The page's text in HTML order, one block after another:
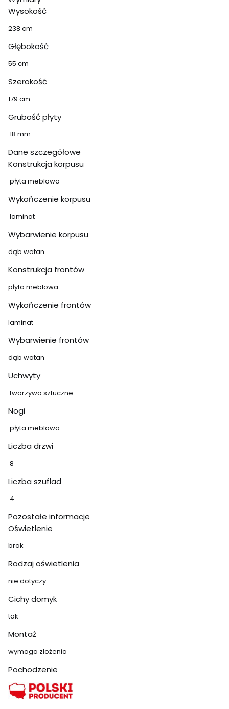
Wysokość
238 cm
Głębokość
55 cm
Szerokość
179 cm
Grubość płyty
18 mm
Dane szczegółowe
Konstrukcja korpusu
płyta meblowa
Wykończenie korpusu
laminat
Wybarwienie korpusu
dąb wotan
Konstrukcja frontów
płyta meblowa
Wykończenie frontów
laminat
Wybarwienie frontów
dąb wotan
Uchwyty
tworzywo sztuczne
Nogi
płyta meblowa
Liczba drzwi
8
Liczba szuflad
4
Pozostałe informacje
Oświetlenie
brak
Rodzaj oświetlenia
nie dotyczy
Cichy domyk
tak
Montaż
wymaga złożenia
Pochodzenie